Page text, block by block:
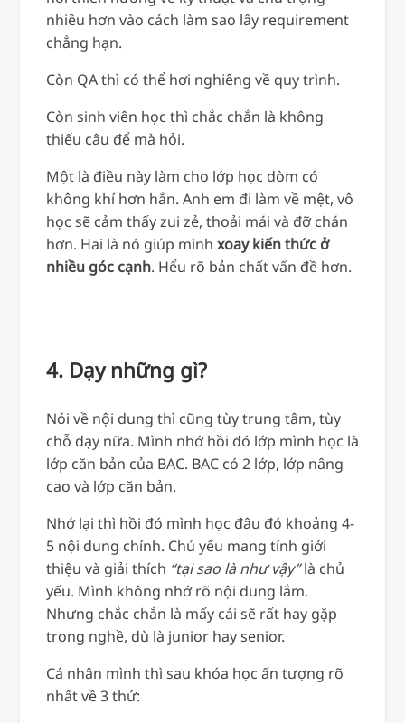
nhiều hơn vào cách làm sao lấy requirement
chẳng hạn.
Còn QA thì có thể hơi nghiêng về quy trình.
Còn sinh viên học thì chắc chắn là không
thiếu câu để mà hỏi.
Một là điều này làm cho lớp học dòm có
không khí hơn hẳn. Anh em đi làm về mệt, vô
học sẽ cảm thấy zui zẻ, thoải mái và đỡ chán
hơn. Hai là nó giúp mình xoay kiến thức ở
nhiều góc cạnh. Hểu rõ bản chất vấn đề hơn.
4. Dạy những gì?
Nói về nội dung thì cũng tùy trung tâm, tùy
chỗ dạy nữa. Mình nhớ hồi đó lớp mình học là
lớp căn bản của BAC. BAC có 2 lớp, lớp nâng
cao và lớp căn bản.
Nhớ lại thì hồi đó mình học đâu đó khoảng 4-
5 nội dung chính. Chủ yếu mang tính giới
thiệu và giải thích “tại sao là như vậy”là chủ
yếu. Mình không nhớ rõ nội dung lắm.
Nhưng chắc chắn là mấy cái sẽ rất hay gặp
trong nghề, dù là junior hay senior.
Cá nhân mình thì sau khóa học ấn tượng rõ
nhất về 3 thứ: